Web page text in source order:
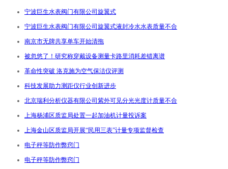
宁波巨生水表阀门有限公司旋翼式
宁波巨生水表阀门有限公司旋翼式液封冷水水表质量不合
南京市无牌共享单车开始清拖
被忽悠了！研究称穿戴设备测量卡路里消耗差错离谱
革命性突破 洛克施为空气保洁仪评测
科技发展助力测距仪行业创新进步
北京瑞利分析仪器有限公司紫外可见分光光度计质量不合
上海杨浦区质监局处置一起加油机计量投诉案
上海金山区质监局开展“民用三表”计量专项监督检查
电子秤等防作弊窍门
电子秤等防作弊窍门